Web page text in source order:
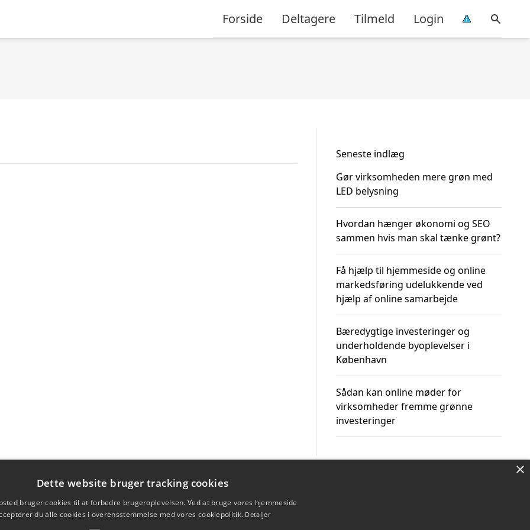
Forside Deltagere Tilmeld Login
Seneste indlæg
Gør virksomheden mere grøn med
LED belysning
Hvordan hænger økonomi og SEO
sammen hvis man skal tænke grønt?
Få hjælp til hjemmeside og online
markedsføring udelukkende ved
hjælp af online samarbejde
Bæredygtige investeringer og
underholdende byoplevelser i
København
Sådan kan online møder for
virksomheder fremme grønne
investeringer
×
Dette website bruger tracking cookies
bruger cookies til at forbedre brugeroplevelsen. Ved at bruge vores hjemmeside
du alle cookies i overensstemmelse med vores cookiepolitik. Detaljer